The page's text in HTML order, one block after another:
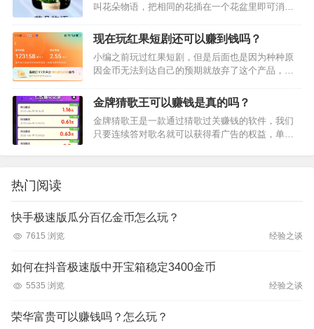
叫花朵物语，把相同的花插在一个花盆里即可消
币的机会，游戏内金币100元=1元，等级越高提现的
比例越高。看广告获…
现在玩红果短剧还可以赚到钱吗？
小编之前玩过红果短剧，但是后面也是因为种种原
因金币无法到达自己的预期就放弃了这个产品，最
喜欢薅羊毛的用户来说，一边看短剧一边还可以赚
钱才是我们认为最又价值的…
金牌猜歌王可以赚钱是真的吗？
金牌猜歌王是一款通过猜歌过关赚钱的软件，我们
只要连续答对歌名就可以获得看广告的权益，单次
热门阅读
快手极速版瓜分百亿金币怎么玩？
7615 浏览 经验之谈
如何在抖音极速版中开宝箱稳定3400金币
5535 浏览 经验之谈
荣华富贵可以赚钱吗？怎么玩？